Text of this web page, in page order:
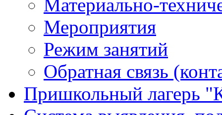
Материально-
Мероприятия
Режим занятий
Обратная связь
Пришкольный лагерь